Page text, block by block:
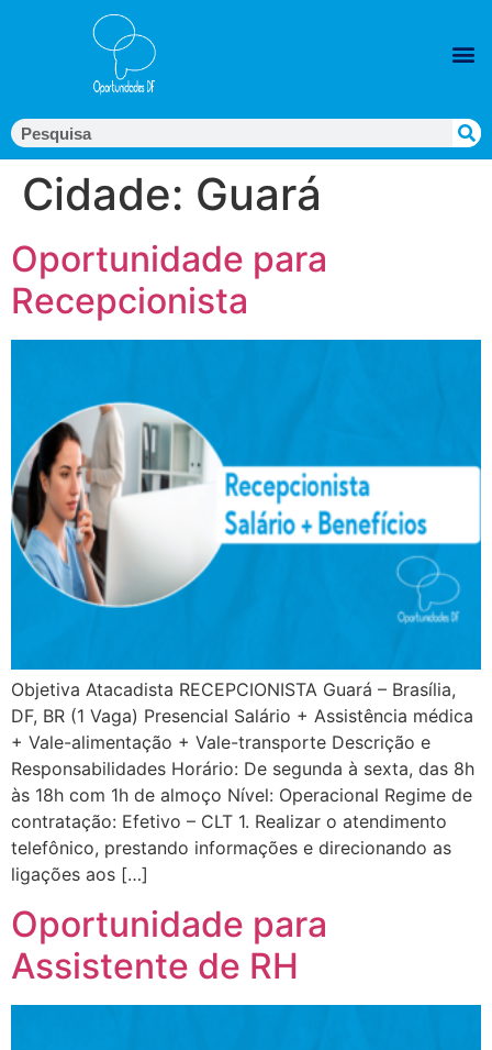
Cidade: Guará
Oportunidade para
Recepcionista
Objetiva Atacadista RECEPCIONISTA Guará – Brasília,
DF, BR (1 Vaga) Presencial Salário + Assistência médica
+ Vale-alimentação + Vale-transporte Descrição e
Responsabilidades Horário: De segunda à sexta, das 8h
às 18h com 1h de almoço Nível: Operacional Regime de
contratação: Efetivo – CLT 1. Realizar o atendimento
telefônico, prestando informações e direcionando as
ligações aos […]
Oportunidade para
Assistente de RH